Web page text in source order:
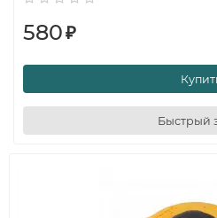
580₽
Быстрый